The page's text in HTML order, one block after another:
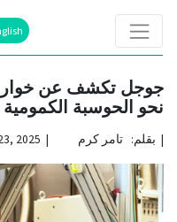
جوجل تكشف عن
نحو الحوسبة الكمومية
| بقلم: تامر كرم | Oct. 23, 2025